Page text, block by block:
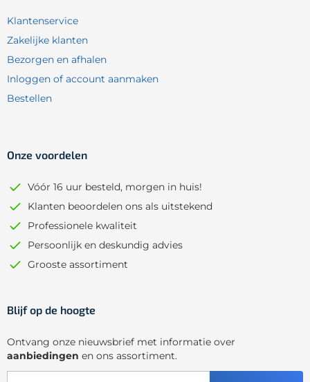
Klantenservice
Zakelijke klanten
Bezorgen en afhalen
Inloggen of account aanmaken
Bestellen
Onze voordelen
Vóór 16 uur besteld, morgen in huis!
Klanten beoordelen ons als uitstekend
Professionele kwaliteit
Persoonlijk en deskundig advies
Grooste assortiment
Blijf op de hoogte
Ontvang onze nieuwsbrief met informatie over
aanbiedingen en ons assortiment.